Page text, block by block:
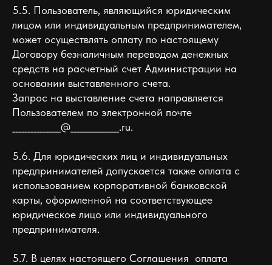
5.5. Пользователь, являющийся юридическим
лицом или индивидуальным предпринимателем,
может осуществлять оплату по настоящему
Договору безналичным переводом денежных
средств на расчетный счет Администрации на
основании выставленного счета.
Запрос на выставление счета направляется
Пользователем по электронной почте
________________@________________.ru.
5.6. Для юридических лиц и индивидуальных
предпринимателей допускается также оплата с
использованием корпоративной банковской
карты, оформленной на соответствующее
юридическое лицо или индивидуального
предпринимателя.
5.7. В целях настоящего Соглашения оплата